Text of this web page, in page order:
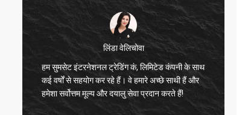
लिंडा वेलिचोवा
हम सुमसेट इंटरनेशनल ट्रेडिंग कं, लिमिटेड कंपनी के साथ
कई वर्षों से सहयोग कर रहे हैं। वे हमारे अच्छे साथी हैं और
हमेशा सर्वोत्तम मूल्य और दयालु सेवा प्रदान करते हैं!